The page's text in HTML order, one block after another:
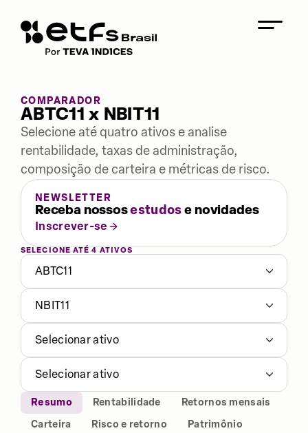
COMPARADOR
ABTC11 x NBIT11
Selecione até quatro ativos e analise
rentabilidade, taxas de administração,
composição de carteira e métricas de risco.
NEWSLETTER
Receba nossosestudose novidades
Inscrever-se
SELECIONE ATÉ 4 ATIVOS
ABTC11
NBIT11
Selecionar ativo
Selecionar ativo
Resumo Rentabilidade
Retornos mensais
Carteira
Risco e retorno
Patrimônio